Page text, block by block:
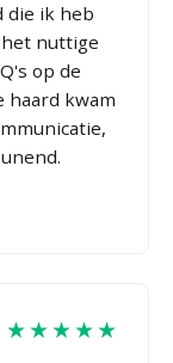
die ik heb
nuttige
op de
haard kwam
★★★★★